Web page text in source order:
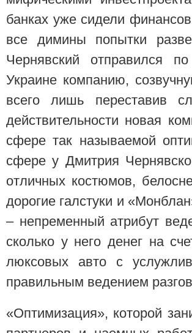
банках уже сидели
все димины попытки
Чернявский отправился
Украине компанию,
всего лишь переставив
действительности новая
сфере так называемой
сфере у Дмитрия
отличных костюмов,
дорогие галстуки и
– непременный атрибут
сколько у него денег на
люксовых авто с
правильным ведением
«Оптимизация», которой